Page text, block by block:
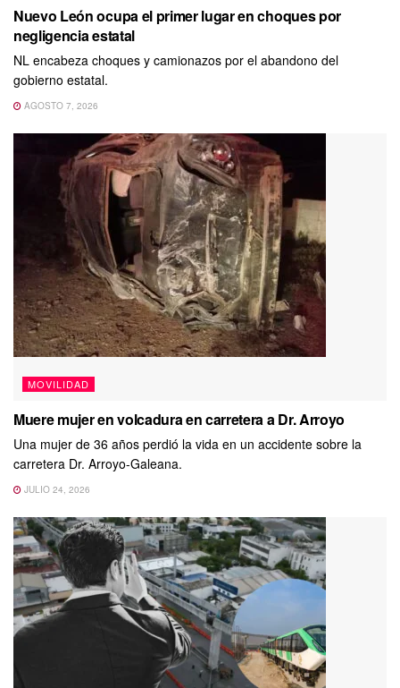
Nuevo León ocupa el primer lugar en choques por
negligencia estatal
NL encabeza choques y camionazos por el abandono del
gobierno estatal.
AGOSTO 7, 2026
MOVILIDAD
Muere mujer en volcadura en carretera a Dr. Arroyo
Una mujer de 36 años perdió la vida en un accidente sobre la
carretera Dr. Arroyo-Galeana.
JULIO 24, 2026